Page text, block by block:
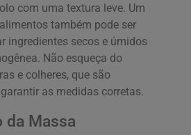
com uma textura leve. Um
também pode ser
ingredientes secos e úmidos
Não esqueça do
e colheres, que são
as medidas corretas.
da Massa